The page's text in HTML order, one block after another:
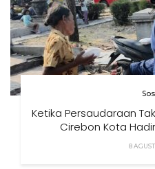
Ketika Persaudaraan
Cirebon Kota
8